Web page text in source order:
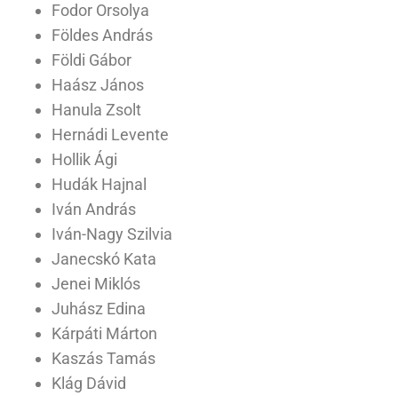
Fodor Orsolya
Földes András
Földi Gábor
Haász János
Hanula Zsolt
Hernádi Levente
Hollik Ági
Hudák Hajnal
Iván András
Iván-Nagy Szilvia
Janecskó Kata
Jenei Miklós
Juhász Edina
Kárpáti Márton
Kaszás Tamás
Klág Dávid